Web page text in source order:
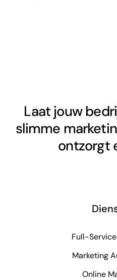
Laat jouw
slimme
ontzorgt
Full-
Marketing
Online